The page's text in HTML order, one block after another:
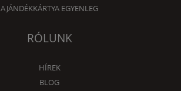
AJÁNDÉKKÁRTYA EGYENLEG
RÓLUNK
HÍREK
BLOG